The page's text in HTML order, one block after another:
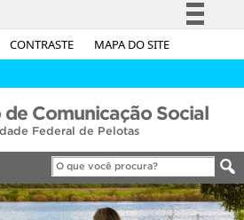
CONTRASTE MAPA DO SITE
Simplifique!
Acesso à informação
Legislação
Canais
Comunicação Social
Federal de Pelotas